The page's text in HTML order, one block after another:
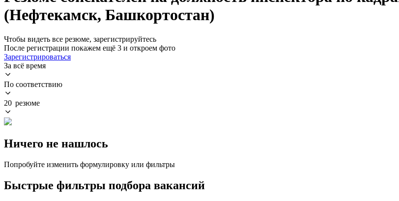
(Нефтекамск, Башкортостан)
Чтобы видеть все резюме, зарегистрируйтесь
После регистрации покажем ещё 3 и откроем фото
Зарегистрироваться
За всё время
По соответствию
20 резюме
Ничего не нашлось
Попробуйте изменить формулировку или фильтры
Быстрые фильтры подбора вакансий